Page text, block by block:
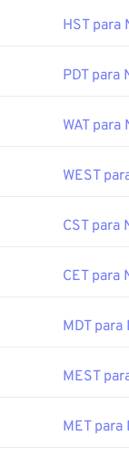
HST para
PDT para
WAT para
WEST
CST para
CET para
MDT para
MEST
MET para